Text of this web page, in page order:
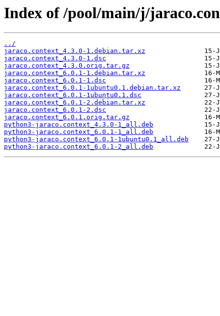
Index of /pool/main/j/
../
jaraco.context_4.3.0-1.debian.tar.xz
jaraco.context_4.3.0-1.dsc
jaraco.context_4.3.0.orig.tar.gz
jaraco.context_6.0.1-1.debian.tar.xz
jaraco.context_6.0.1-1.dsc
jaraco.context_6.0.1-1ubuntu0.1.debian.tar.xz
jaraco.context_6.0.1-1ubuntu0.1.dsc
jaraco.context_6.0.1-2.debian.tar.xz
jaraco.context_6.0.1-2.dsc
jaraco.context_6.0.1.orig.tar.gz
python3-jaraco.context_4.3.0-1_all.deb
python3-jaraco.context_6.0.1-1_all.deb
python3-jaraco.context_6.0.1-1ubuntu0.1_all.deb
python3-jaraco.context_6.0.1-2_all.deb